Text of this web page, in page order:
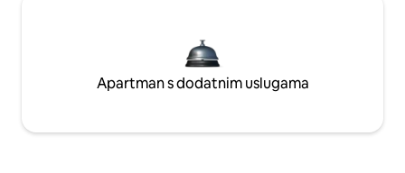
Apartman s dodatnim uslugama